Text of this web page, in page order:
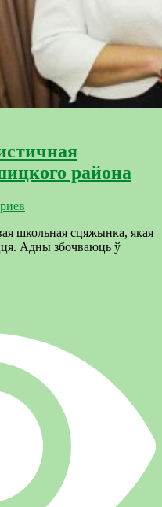
района
школьная сцяжынка, якая
Адны збочваюць ў